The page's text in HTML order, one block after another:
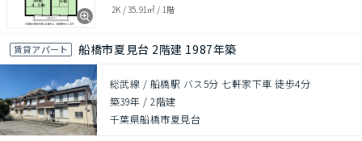
2K /35.91㎡ / 1階
賃貸アパート 船橋市夏見台 2階建 1987年築
総武線 / 船橋駅 バス5分 七軒家下車 徒歩4分
築39年 /2階建
千葉県船橋市夏見台